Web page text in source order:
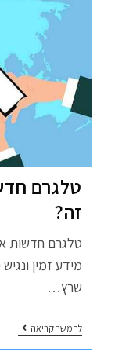
טלגרם
זה?
טלגרם חדשות
מידע זמין
שרץ…
להמשך קריאה